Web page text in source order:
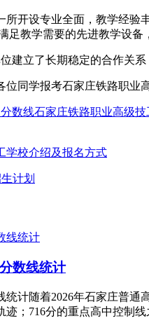
所开设专业全面，教学经
足教学需要的先进教学设
建立了长期稳定的合作关
同学报考石家庄铁路职业
数线石家庄铁路职业高级技
学校介绍及报名方式
计划
数线统计
统计随着2026年石家庄普
；716分的重点高中控制